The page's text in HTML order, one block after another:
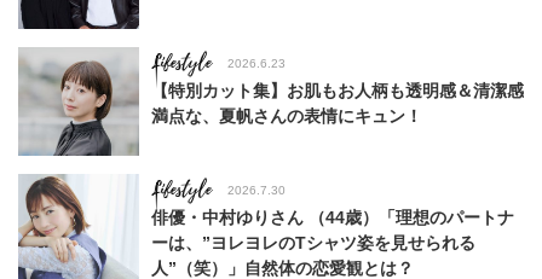
Lifestyle 2026.6.23
【特別カット集】お肌もお人柄も透明感＆清潔感
満点な、夏帆さんの表情にキュン！
Lifestyle 2026.7.30
俳優・中村ゆりさん （44歳）「理想のパートナ
ーは、”ヨレヨレのTシャツ姿を見せられる
人”（笑）」自然体の恋愛観とは？